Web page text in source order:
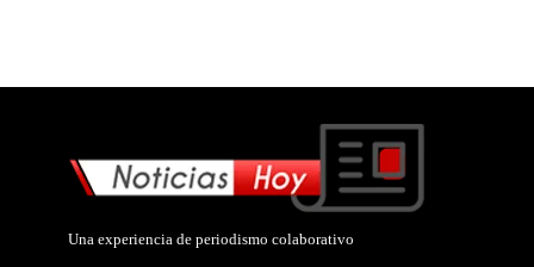
Una experiencia de periodismo colaborativo